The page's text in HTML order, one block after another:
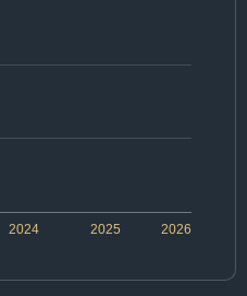
2024 2026
2025